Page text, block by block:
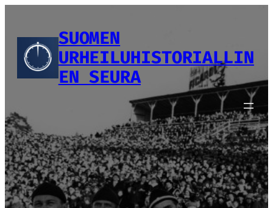
SUOMEN
URHEILUHISTORIALLIN
EN SEURA